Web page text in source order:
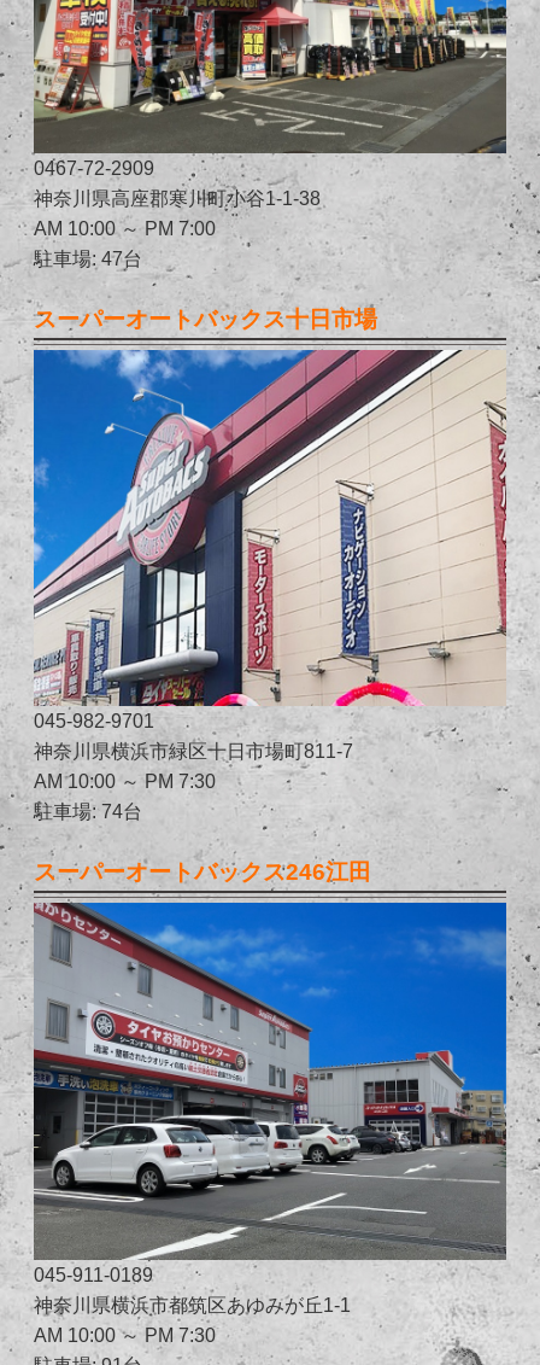
0467-72-2909
神奈川県高座郡寒川町小谷1-1-38
AM 10:00 ～ PM 7:00
駐車場: 47台
スーパーオートバックス十日市場
045-982-9701
神奈川県横浜市緑区十日市場町811-7
AM 10:00 ～ PM 7:30
駐車場: 74台
スーパーオートバックス246江田
045-911-0189
神奈川県横浜市都筑区あゆみが丘1-1
AM 10:00 ～ PM 7:30